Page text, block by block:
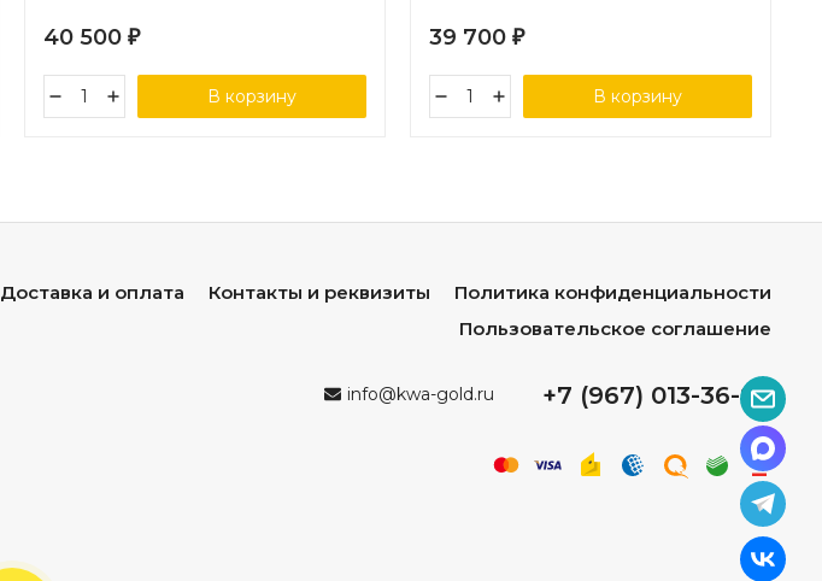
40 500 ₽
В корзину
39 700 ₽
В корзину
Доставка и оплата Контакты и реквизиты
Политика конфиденциальности
Пользовательское соглашение
info@kwa-gold.ru +7 (967) 013-36-96